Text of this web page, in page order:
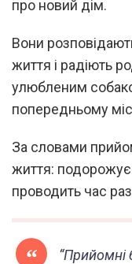
про новий дім.
Вони
життя і радіють
улюбленим
попередньому
За словами
життя: подорожує
проводить час
“Прийомні